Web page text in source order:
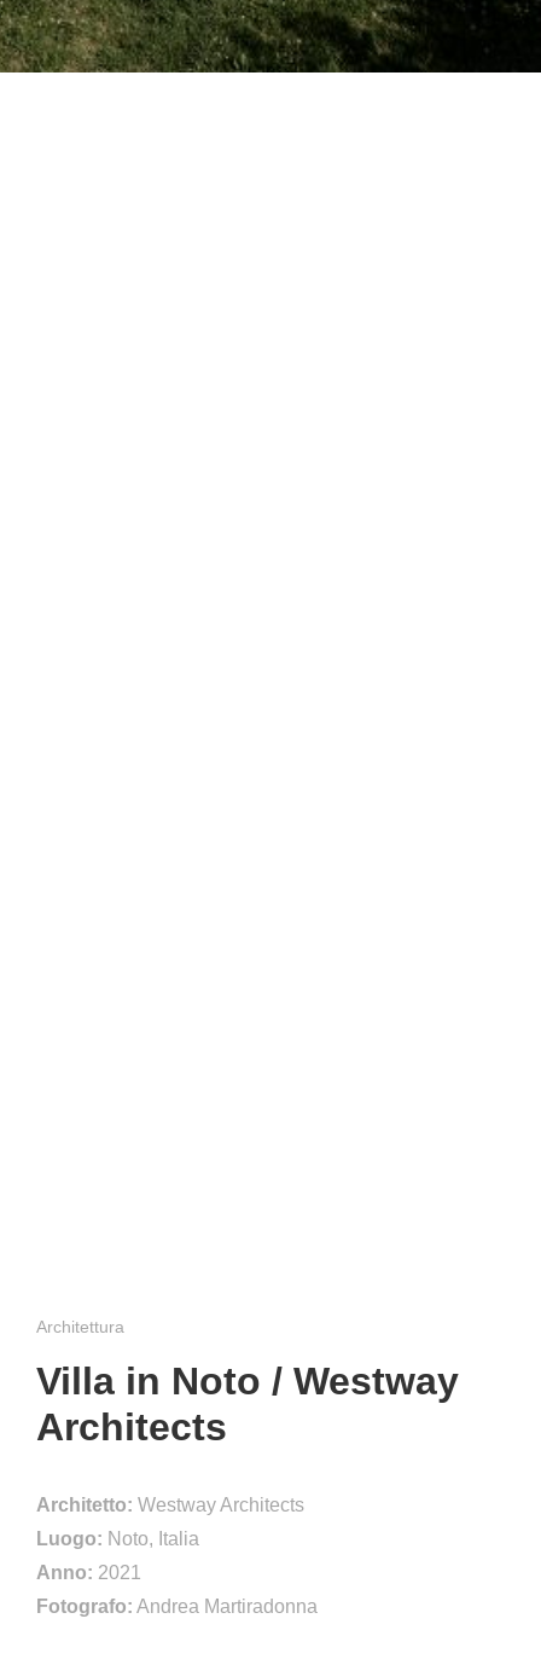
Architettura
Villa in Noto / Westway
Architects
Architetto: Westway Architects
Luogo: Noto, Italia
Anno: 2021
Fotografo: Andrea Martiradonna